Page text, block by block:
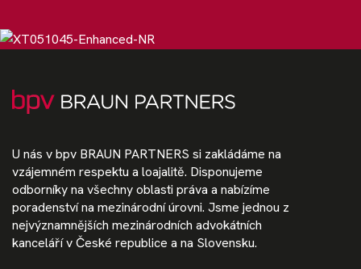
U nás v bpv BRAUN PARTNERS si zakládáme na
vzájemném respektu a loajalitě. Disponujeme
odborníky na všechny oblasti práva a nabízíme
poradenství na mezinárodní úrovni. Jsme jednou z
nejvýznamnějších mezinárodních advokátních
kanceláří v České republice a na Slovensku.